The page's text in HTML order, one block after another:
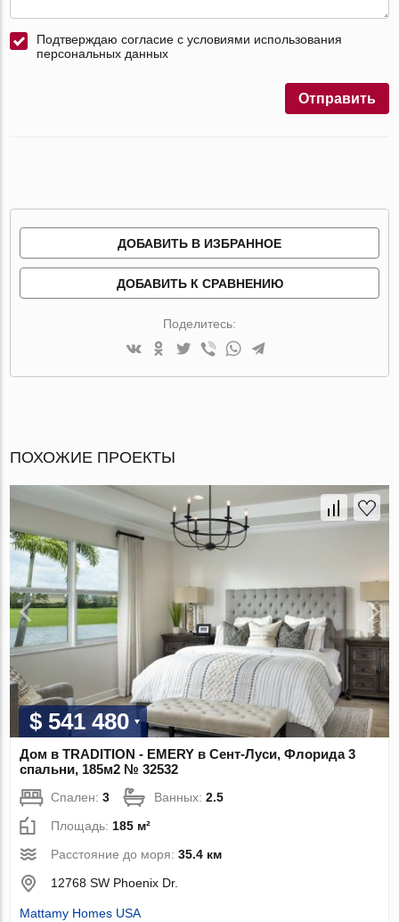
Подтверждаю согласие с условиями использования
персональных данных
Отправить
ДОБАВИТЬ В ИЗБРАННОЕ
ДОБАВИТЬ К СРАВНЕНИЮ
Поделитесь:
ПОХОЖИЕ ПРОЕКТЫ
$ 541 480
Дом в TRADITION - EMERY в Сент-Луси, Флорида 3
спальни, 185м2 № 32532
Спален:3 Ванных:2.5
Площадь:185 м²
Расстояние до моря:35.4 км
12768 SW Phoenix Dr.
Mattamy Homes USA